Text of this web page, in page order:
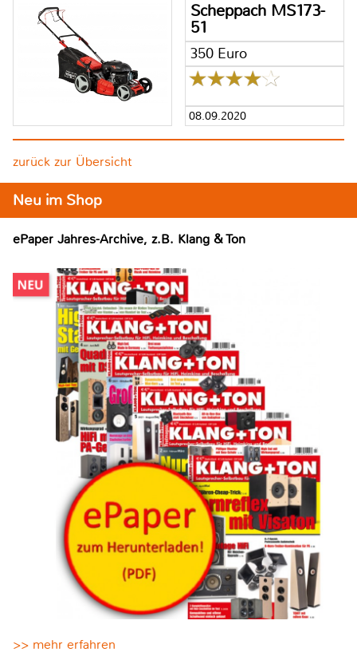
Scheppach MS173-
51
350 Euro
08.09.2020
zurück zur Übersicht
Neu im Shop
ePaper Jahres-Archive, z.B. Klang & Ton
>> mehr erfahren